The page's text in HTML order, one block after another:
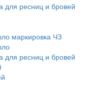
для ресниц и бровей
маркировка ЧЗ
для ресниц и бровей